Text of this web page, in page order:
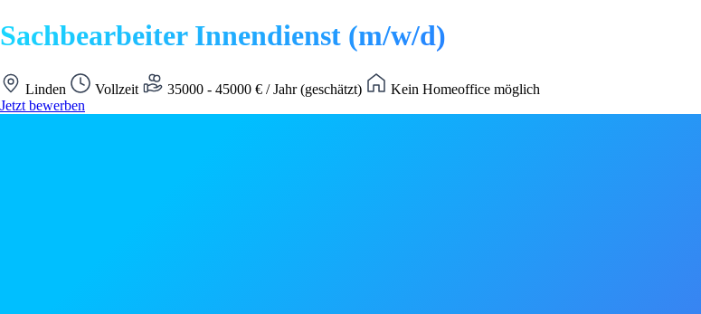
Sachbearbeiter Innendienst (m/w/d)
Linden Vollzeit 35000 - 45000 € / Jahr (geschätzt)
Kein Homeoffice möglich
Jetzt bewerben